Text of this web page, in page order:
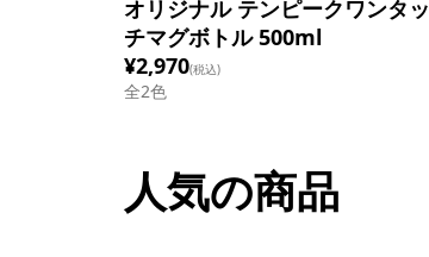
オリジナル テンピークワンタッ
チマグボトル 500ml
¥2,970(税込)
全2色
人気の商品